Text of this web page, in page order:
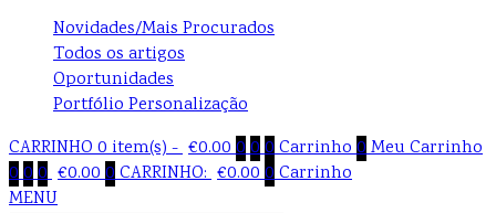
Novidades/Mais Procurados
Todos os artigos
Oportunidades
Portfólio Personalização
CARRINHO0 item(s) - €0.00000Carrinho0Meu Carrinho
000 €0.000CARRINHO: €0.000Carrinho
MENU